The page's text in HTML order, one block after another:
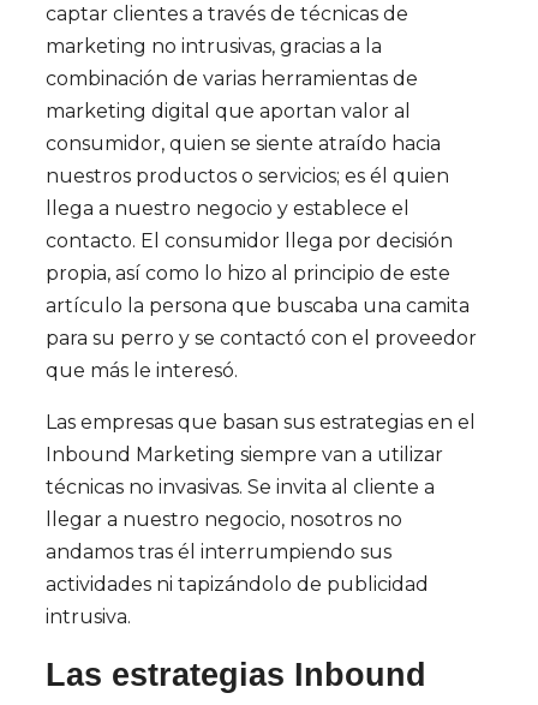
captar clientes a través de técnicas de
marketing no intrusivas, gracias a la
combinación de varias herramientas de
marketing digital que aportan valor al
consumidor, quien se siente atraído hacia
nuestros productos o servicios; es él quien
llega a nuestro negocio y establece el
contacto. El consumidor llega por decisión
propia, así como lo hizo al principio de este
artículo la persona que buscaba una camita
para su perro y se contactó con el proveedor
que más le interesó.
Las empresas que basan sus estrategias en el
Inbound Marketing siempre van a utilizar
técnicas no invasivas. Se invita al cliente a
llegar a nuestro negocio, nosotros no
andamos tras él interrumpiendo sus
actividades ni tapizándolo de publicidad
intrusiva.
Las estrategias Inbound